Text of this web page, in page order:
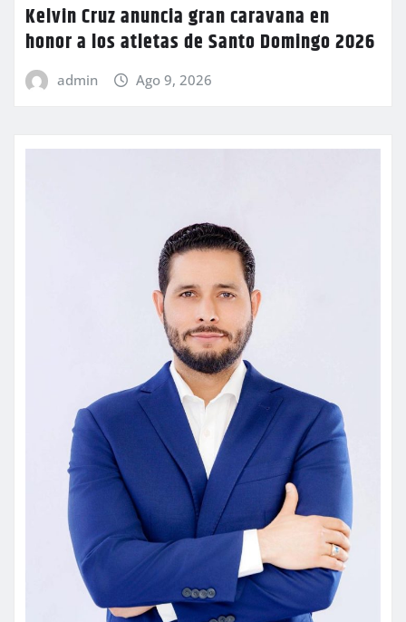
Kelvin Cruz anuncia gran caravana en
honor a los atletas de Santo Domingo 2026
admin Ago 9, 2026